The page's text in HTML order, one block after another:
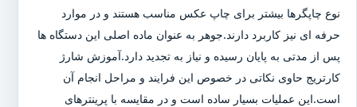
نوع چاپگرها بیشتر برای چاپ عکس مناسب هستند و در موارد
حرفه ای نیز کاربرد دارند.جوهر به عنوان ماده اصلی این دستگاه ها
پس از مدتی به پایان رسیده و نیاز به تجدید دارد.آموزش شارژ
کارتریج حاوی نکاتی در خصوص این فرایند و مراحل انجام آن
است.این عملیات بسیار ساده است و در مقایسه با پرینترهای